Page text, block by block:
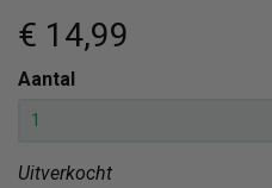
€ 14,99
Aantal
Uitverkocht